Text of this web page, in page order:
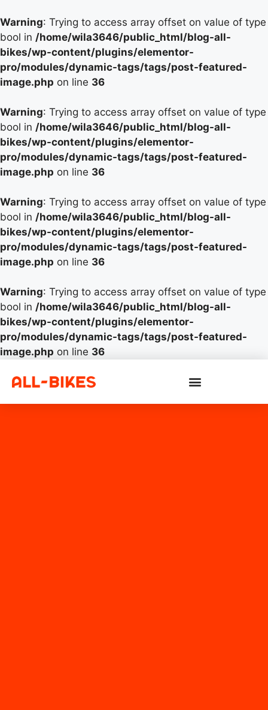
Warning: Trying to access array offset on value of type
bool in /home/wila3646/public_html/blog-all-
bikes/wp-content/plugins/elementor-
pro/modules/dynamic-tags/tags/post-featured-
image.php on line 36
Warning: Trying to access array offset on value of type
bool in /home/wila3646/public_html/blog-all-
bikes/wp-content/plugins/elementor-
pro/modules/dynamic-tags/tags/post-featured-
image.php on line 36
Warning: Trying to access array offset on value of type
bool in /home/wila3646/public_html/blog-all-
bikes/wp-content/plugins/elementor-
pro/modules/dynamic-tags/tags/post-featured-
image.php on line 36
Warning: Trying to access array offset on value of type
bool in /home/wila3646/public_html/blog-all-
bikes/wp-content/plugins/elementor-
pro/modules/dynamic-tags/tags/post-featured-
image.php on line 36